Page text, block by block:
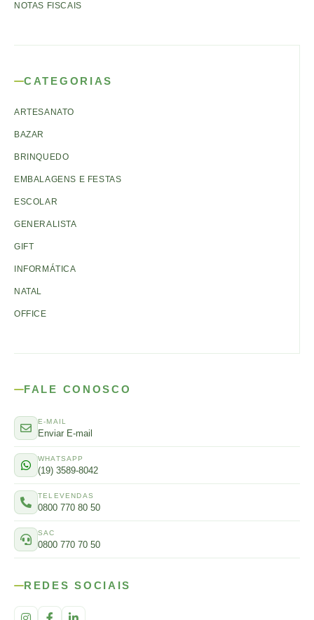
NOTAS FISCAIS
CATEGORIAS
ARTESANATO
BAZAR
BRINQUEDO
EMBALAGENS E FESTAS
ESCOLAR
GENERALISTA
GIFT
INFORMÁTICA
NATAL
OFFICE
FALE CONOSCO
E-MAIL
Enviar E-mail
WHATSAPP
(19) 3589-8042
TELEVENDAS
0800 770 80 50
SAC
0800 770 70 50
REDES SOCIAIS